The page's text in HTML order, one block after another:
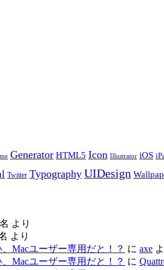
Generator HTML5 Icon Illustrator iOS
Twitter Typography UIDesign
より
より
、Macユーザー専用だと！？ に axe
、Macユーザー専用だと！？ に